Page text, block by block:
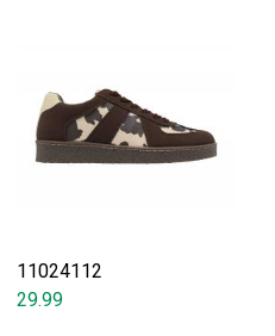
11024112
29.99